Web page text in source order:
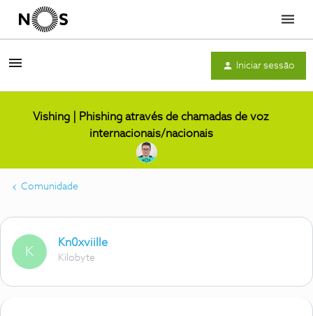
Menu
Iniciar sessão
Vishing | Phishing através de chamadas de voz
internacionais/nacionais
Comunidade
K
Kn0xviille
Kilobyte